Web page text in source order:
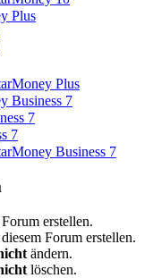
Plus
Plus
Business 7
7
7
Business 7
erstellen.
Forum erstellen.
ändern.
löschen.